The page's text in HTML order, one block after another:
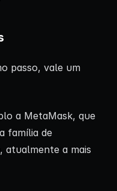
passo, vale um
a MetaMask, que
família de
atualmente a mais